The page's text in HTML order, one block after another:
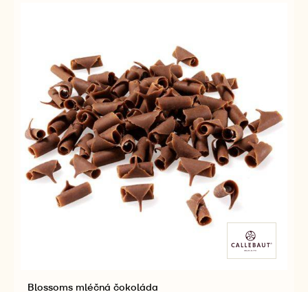
sofistikovaný dotek jakémukoliv výtvoru.
SROVNAT
-
BLOSSOMS
KARAMELOVÉ
Dostupná balení
2.5KG KRABICE
VÍCE
-
BLOSSOMS
KARAMELOVÉ